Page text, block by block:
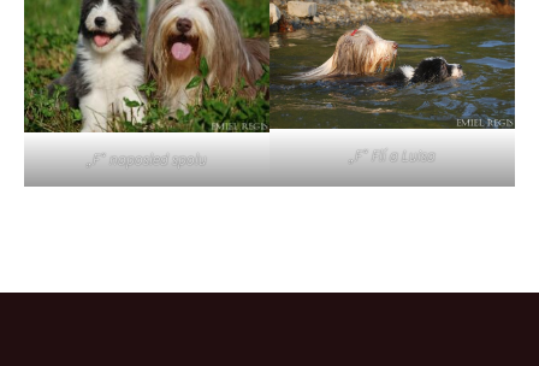
„F“ naposled spolu „F“ Flí a Luisa